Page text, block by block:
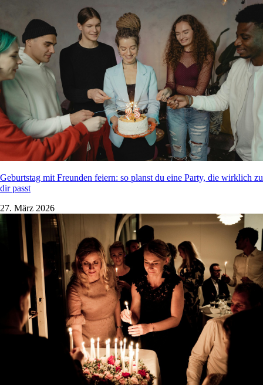
Geburtstag mit Freunden feiern: so planst du eine Party, die wirklich zu
dir passt
27. März 2026